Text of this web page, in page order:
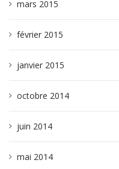
mars 2015
février 2015
janvier 2015
octobre 2014
juin 2014
mai 2014